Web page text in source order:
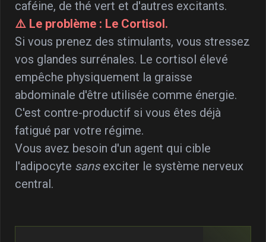
caféine, de thé vert et d'autres excitants.
⚠️ Le problème : Le Cortisol.
Si vous prenez des stimulants, vous stressez
vos glandes surrénales. Le cortisol élevé
empêche physiquement la graisse
abdominale d'être utilisée comme énergie.
C'est contre-productif si vous êtes déjà
fatigué par votre régime.
Vous avez besoin d'un agent qui cible
l'adipocyte sansexciter le système nerveux
central.